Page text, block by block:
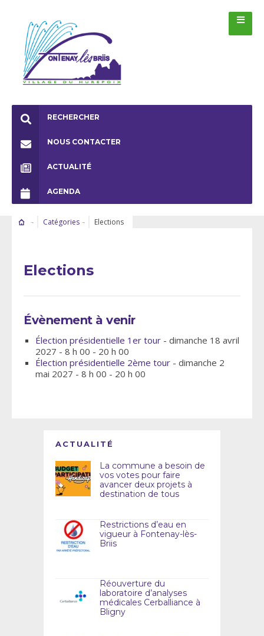
RECHERCHER
NOUS CONTACTER
ACTUALITÉ
AGENDA
Catégories Elections
Elections
Évènement à venir
Élection présidentielle 1er tour - dimanche 18 avril
2027 - 8 h 00 - 20 h 00
Élection présidentielle 2ème tour - dimanche 2
mai 2027 - 8 h 00 - 20 h 00
ACTUALITÉ
La commune a besoin de
vos votes pour faire
avancer deux projets à
destination de tous
Restrictions d’eau en
vigueur à Fontenay-lès-
Briis
Réouverture du
laboratoire d’analyses
médicales Cerballiance à
Bligny